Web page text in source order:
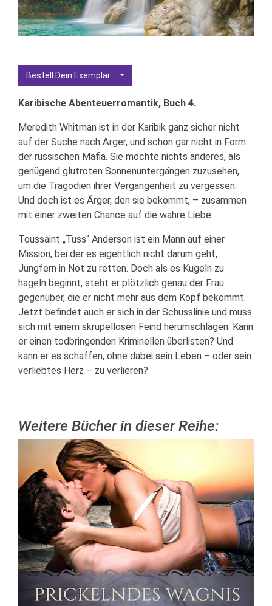
Bestell Dein Exemplar...
Karibische Abenteuerromantik, Buch 4.
Meredith Whitman ist in der Karibik ganz sicher nicht
auf der Suche nach Ärger, und schon gar nicht in Form
der russischen Mafia. Sie möchte nichts anderes, als
genügend glutroten Sonnenuntergängen zuzusehen,
um die Tragödien ihrer Vergangenheit zu vergessen.
Und doch ist es Ärger, den sie bekommt, – zusammen
mit einer zweiten Chance auf die wahre Liebe.
Toussaint „Tuss“ Anderson ist ein Mann auf einer
Mission, bei der es eigentlich nicht darum geht,
Jungfern in Not zu retten. Doch als es Kugeln zu
hageln beginnt, steht er plötzlich genau der Frau
gegenüber, die er nicht mehr aus dem Kopf bekommt.
Jetzt befindet auch er sich in der Schusslinie und muss
sich mit einem skrupellosen Feind herumschlagen. Kann
er einen todbringenden Kriminellen überlisten? Und
kann er es schaffen, ohne dabei sein Leben – oder sein
verliebtes Herz – zu verlieren?
Weitere Bücher in dieser Reihe: